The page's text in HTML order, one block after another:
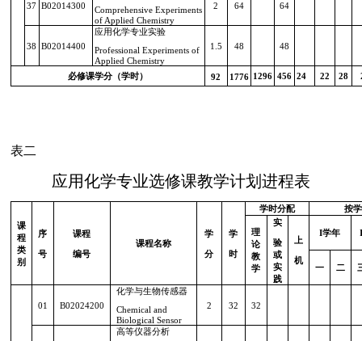
37 B02014300
Comprehensive Experiments
of Applied Chemistry
2 64 64
38 B02014400
应用化学专业实验
Professional Experiments of
Applied Chemistry
1.5 48 48
必修课学分（学时） 92 1776 1296 456 24 22 28
表二
应用化学专业选修课教学计划进程表
课
程
类
别
序
号
课程
编号
课程名称
学
分
学
时
学时分配 按
理
论
教
学
实
验
或
实
践
上
机
I学年
一 二
01 B02024200
化学与生物传感器
Chemical and
Biological Sensor
2 32 32
高等仪器分析